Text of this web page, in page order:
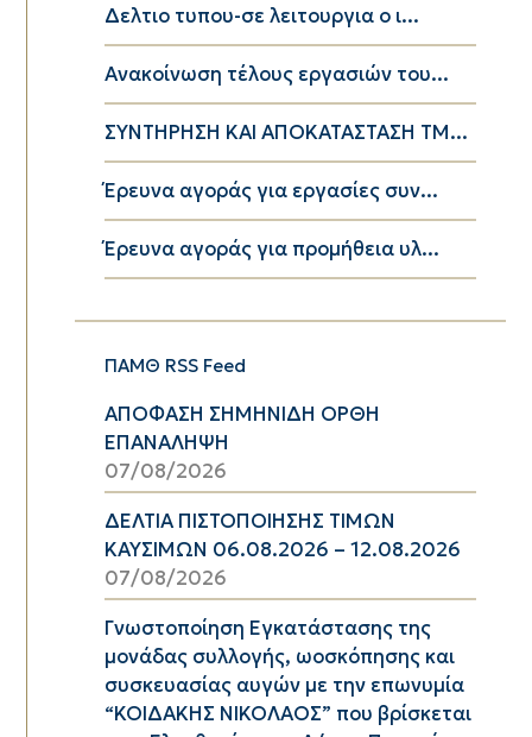
Δελτιο τυπου-σε λειτουργια ο ι...
Ανακοίνωση τέλους εργασιών του...
ΣΥΝΤΗΡΗΣΗ ΚΑΙ ΑΠΟΚΑΤΑΣΤΑΣΗ ΤΜ...
Έρευνα αγοράς για εργασίες συν...
Έρευνα αγοράς για προμήθεια υλ...
ΠΑΜΘ RSS Feed
ΑΠΟΦΑΣΗ ΣΗΜΗΝΙΔΗ ΟΡΘΗ
ΕΠΑΝΑΛΗΨΗ
07/08/2026
ΔΕΛΤΙΑ ΠΙΣΤΟΠΟΙΗΣΗΣ ΤΙΜΩΝ
ΚΑΥΣΙΜΩΝ 06.08.2026 – 12.08.2026
07/08/2026
Γνωστοποίηση Εγκατάστασης της
μονάδας συλλογής, ωοσκόπησης και
συσκευασίας αυγών με την επωνυμία
“ΚΟΙΔΑΚΗΣ ΝΙΚΟΛΑΟΣ” που βρίσκεται